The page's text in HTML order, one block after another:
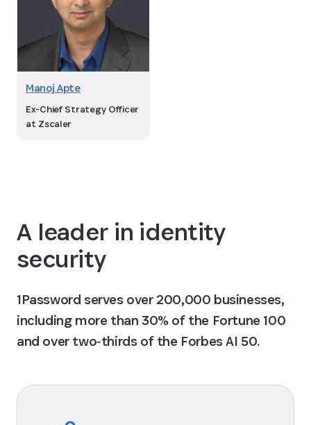
Manoj Apte
Ex-Chief Strategy Officer
at Zscaler
A leader in identity
security
1Password serves over 200,000 businesses,
including more than 30% of the Fortune 100
and over two‑thirds of the Forbes AI 50.